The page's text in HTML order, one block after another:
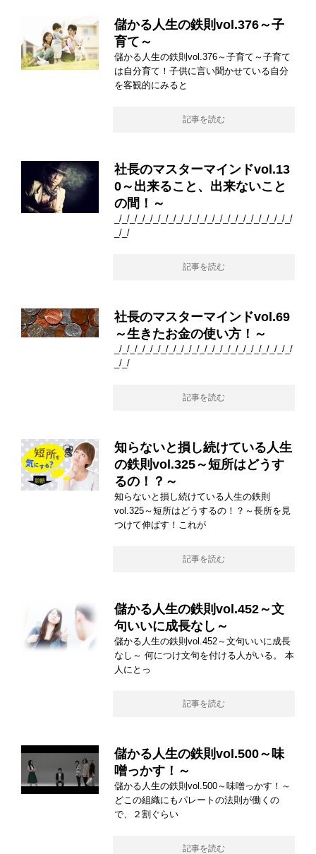
儲かる人生の鉄則vol.376～子
育て～
儲かる人生の鉄則vol.376～子育て～子育て
は自分育て！子供に言い聞かせている自分
を客観的にみると
記事を読む
社長のマスターマインドvol.13
0～出来ること、出来ないこと
の間！～
_/_/_/_/_/_/_/_/_/_/_/_/_/_/_/_/_/_/_/_/_/_/_/
_/_/
記事を読む
社長のマスターマインドvol.69
～生きたお金の使い方！～
_/_/_/_/_/_/_/_/_/_/_/_/_/_/_/_/_/_/_/_/_/_/_/
_/_/
記事を読む
知らないと損し続けている人生
の鉄則vol.325～短所はどうす
るの！？～
知らないと損し続けている人生の鉄則
vol.325～短所はどうするの！？～長所を見
つけて伸ばす！これが
記事を読む
儲かる人生の鉄則vol.452～文
句いいに成長なし～
儲かる人生の鉄則vol.452～文句いいに成長
なし～ 何につけ文句を付ける人がいる。 本
人にとっ
記事を読む
儲かる人生の鉄則vol.500～味
噌っかす！～
儲かる人生の鉄則vol.500～味噌っかす！～
どこの組織にもパレートの法則が働くの
で、２割ぐらい
記事を読む